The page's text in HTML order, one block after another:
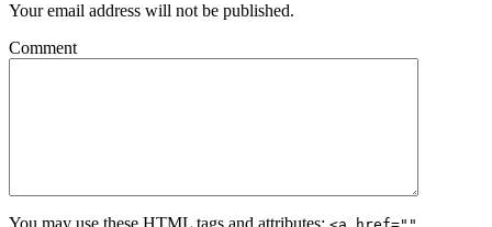
Your email address will not be published.
Comment